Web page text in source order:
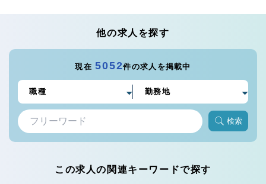
他の求人を探す
現在5052件の求人を掲載中
検索
この求人の関連キーワードで探す